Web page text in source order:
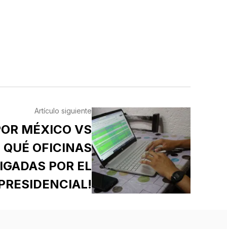
Artículo siguiente
MÉXICO VS
QUÉ OFICINAS
POR EL